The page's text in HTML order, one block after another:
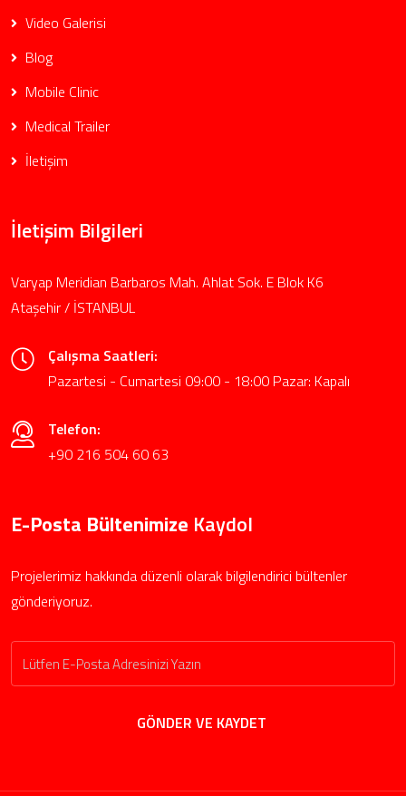
Video Galerisi
Blog
Mobile Clinic
Medical Trailer
İletişim
İletişim Bilgileri
Varyap Meridian Barbaros Mah. Ahlat Sok. E Blok K6
Ataşehir / İSTANBUL
Çalışma Saatleri:
Pazartesi - Cumartesi 09:00 - 18:00 Pazar: Kapalı
Telefon:
+90 216 504 60 63
E-Posta Bültenimize Kaydol
Projelerimiz hakkında düzenli olarak bilgilendirici bültenler
gönderiyoruz.
GÖNDER VE KAYDET